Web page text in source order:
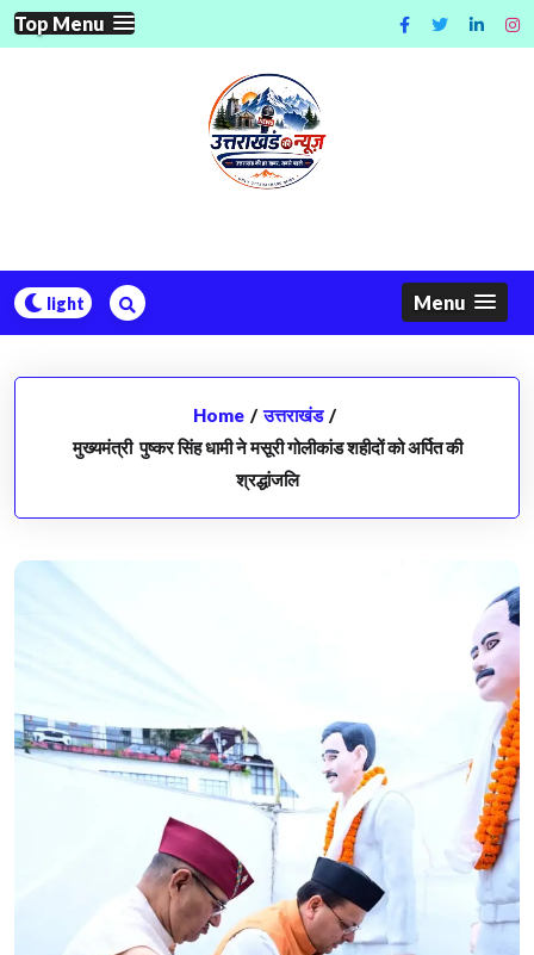
Skip
to
Top Menu
Menu
Home / उत्तराखंड /
मुख्यमंत्री पुष्कर सिंह धामी ने मसूरी गोलीकांड शहीदों को अर्पित की
श्रद्धांजलि